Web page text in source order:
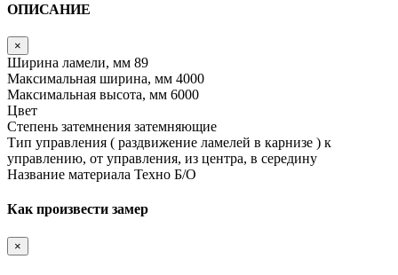
ОПИСАНИЕ
×
Ширина ламели, мм 89
Максимальная ширина, мм 4000
Максимальная высота, мм 6000
Цвет
Степень затемнения затемняющие
Тип управления ( раздвижение ламелей в карнизе ) к
управлению, от управления, из центра, в середину
Название материала Техно Б/О
Как произвести замер
×